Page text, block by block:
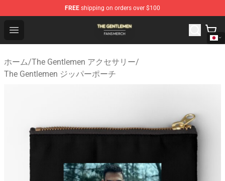
FREE shipping on orders over $100
Open menu
The Gentlemen Shop - Official The Gentlemen
ホーム/The Gentlemen アクセサリー/
The Gentlemen ジッパーポーチ